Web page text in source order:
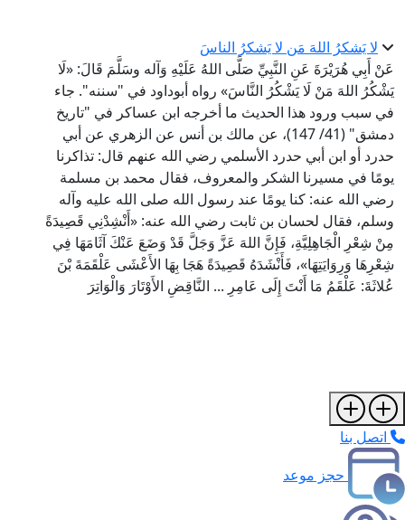
لا يَشكرُ اللهَ مَن لا يَشكرُ الناسَ
عَنْ أَبِي هُرَيْرَةَ عَنِ النَّبِيِّ صَلَّى اللهُ عَلَيْهِ وَآله وسَلَّمَ قَالَ: «لَا
يَشْكُرُ اللهَ مَنْ لَا يَشْكُرُ النَّاسَ» رواه أبوداود في "سننه". جاء
في سبب ورود هذا الحديث ما أخرجه ابن عساكر في "تاريخ
دمشق" (41/ 147)، عن مالك بن أنس عن الزهري عن أبي
حدرد أو ابن أبي حدرد الأسلمي رضي الله عنهم قال: تذاكرنا
يومًا في مسيرنا الشكر والمعروف، فقال محمد بن مسلمة
رضي الله عنه: كنا يومًا عند رسول الله صلى الله عليه وآله
وسلم، فقال لحسان بن ثابت رضي الله عنه: «أَنْشِدْنِي قَصِيدَةً
مِنْ شِعْرِ الْجَاهِلِيَّةِ، فَإِنَّ اللهَ عَزَّ وَجَلَّ قَدْ وَضَعَ عَنْكَ آثَامَهَا فِي
شِعْرِهَا وَرِوَايَتِهَا»، فَأَنْشَدَهُ قَصِيدَةً هَجَا بِهَا الأَعْشَى عَلْقَمَةَ بْنَ
عُلاثَةَ: عَلْقَمُ مَا أَنْتَ إِلَى عَامِرِ ... النَّاقِضِ الأَوْتَارَ وَالْوَاتِرَ
اتصل بنا
حجز موعد